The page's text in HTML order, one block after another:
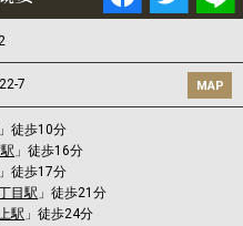
7 MAP
」徒歩10分
」徒歩16分
」徒歩17分
目駅 」徒歩21分
駅 」徒歩24分